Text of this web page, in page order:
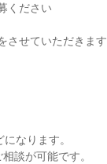
ください
させていただきます
なります。
談が可能です。